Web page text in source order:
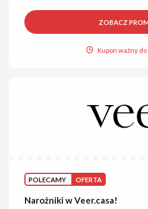
ZOBACZ
Kupon ważny do
POLECAMY OFERTA
Narożniki w Veer.casa!